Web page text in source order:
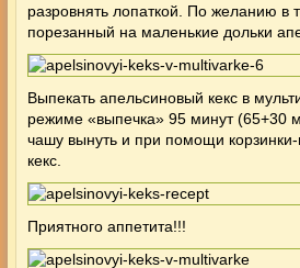
разровнять лопаткой. По желанию в
порезанный на маленькие дольки
Выпекать апельсиновый кекс в
режиме «выпечка» 95 минут (65+30
чашу вынуть и при помощи корзинки-
кекс.
Приятного аппетита!!!